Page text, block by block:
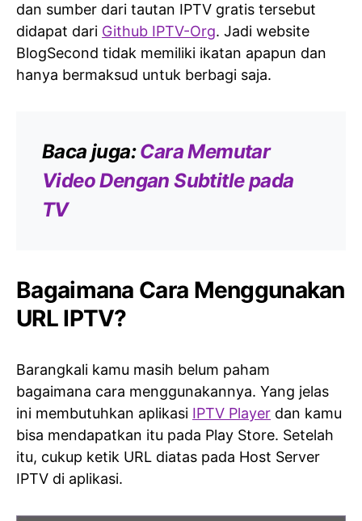
dan sumber dari tautan IPTV gratis tersebut
didapat dari Github IPTV-Org. Jadi website
BlogSecond tidak memiliki ikatan apapun dan
hanya bermaksud untuk berbagi saja.
Baca juga:Cara Memutar
Video Dengan Subtitle pada
TV
Bagaimana Cara Menggunakan
URL IPTV?
Barangkali kamu masih belum paham
bagaimana cara menggunakannya. Yang jelas
ini membutuhkan aplikasi IPTV Player dan kamu
bisa mendapatkan itu pada Play Store. Setelah
itu, cukup ketik URL diatas pada Host Server
IPTV di aplikasi.